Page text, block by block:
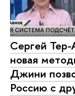
Сергей
новая
Джини
Россию с